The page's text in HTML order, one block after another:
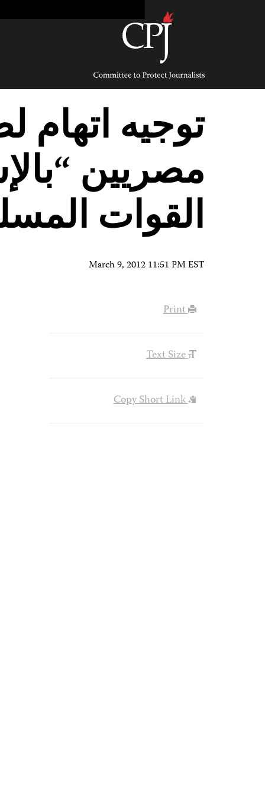
Committee
Protect
Journalists
توجيه اتهام
مصريين
القوات
March 9, 2012 11:51 PM EST
Print
Text Size
Copy Short Link